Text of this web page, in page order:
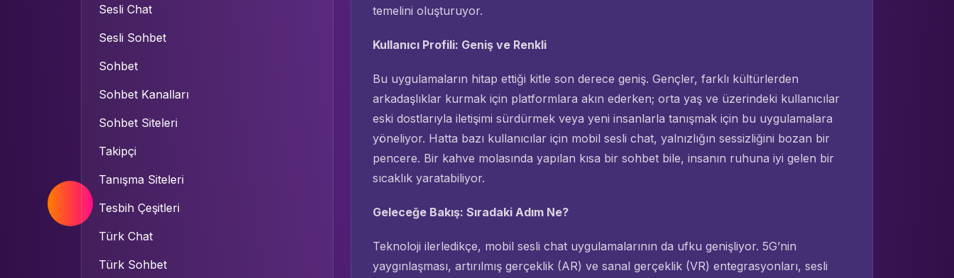
temelini oluşturuyor.
Kullanıcı Profili: Geniş ve Renkli
Bu uygulamaların hitap ettiği kitle son derece geniş. Gençler, farklı kültürlerden
arkadaşlıklar kurmak için platformlara akın ederken; orta yaş ve üzerindeki kullanıcılar
eski dostlarıyla iletişimi sürdürmek veya yeni insanlarla tanışmak için bu uygulamalara
yöneliyor. Hatta bazı kullanıcılar için mobil sesli chat, yalnızlığın sessizliğini bozan bir
pencere. Bir kahve molasında yapılan kısa bir sohbet bile, insanın ruhuna iyi gelen bir
sıcaklık yaratabiliyor.
Geleceğe Bakış: Sıradaki Adım Ne?
Teknoloji ilerledikçe, mobil sesli chat uygulamalarının da ufku genişliyor. 5G’nin
yaygınlaşması, artırılmış gerçeklik (AR) ve sanal gerçeklik (VR) entegrasyonları, sesli
Sesli Chat
Sesli Sohbet
Sohbet
Sohbet Kanalları
Sohbet Siteleri
Takipçi
Tanışma Siteleri
Tesbih Çeşitleri
Türk Chat
Türk Sohbet